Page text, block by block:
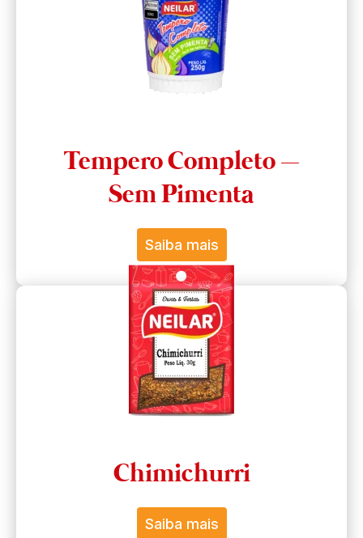
Tempero Completo –
Sem Pimenta
Saiba mais
Chimichurri
Saiba mais